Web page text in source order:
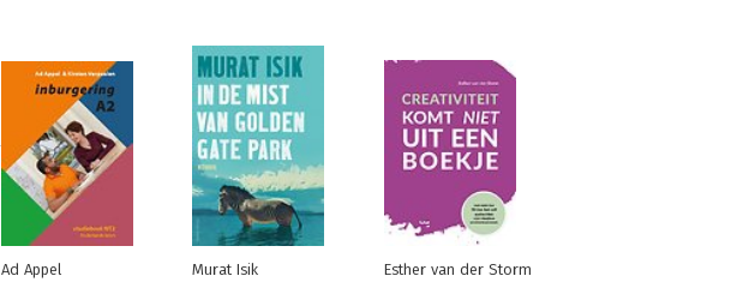
Ad Appel Murat Isik Esther van der Storm